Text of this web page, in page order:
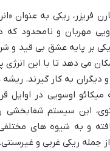
فریزر، ریکی به عنوان
مهربان و نامحدود که
بر پایه عشق بی قید و
می دهد تا با این انرژی
دیگران به کار گیرند.
میکائو اوسویی در اوایل
این سیستم شفابخشی
و به شیوه های
جمله ریکی غربی و